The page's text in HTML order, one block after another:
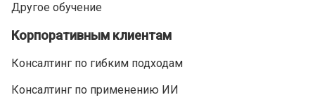
Другое обучение
Корпоративным клиентам
Консалтинг по гибким подходам
Консалтинг по применению ИИ